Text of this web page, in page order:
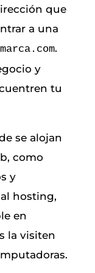
que
a una
.
y
tu
se alojan
como
y
hosting,
en
la visiten